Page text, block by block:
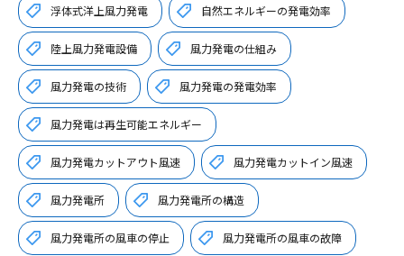
浮体式洋上風力発電 自然エネルギーの発電効率
陸上風力発電設備 風力発電の仕組み
風力発電の技術 風力発電の発電効率
風力発電は再生可能エネルギー
風力発電カットアウト風速 風力発電カットイン風速
風力発電所 風力発電所の構造
風力発電所の風車の停止 風力発電所の風車の故障